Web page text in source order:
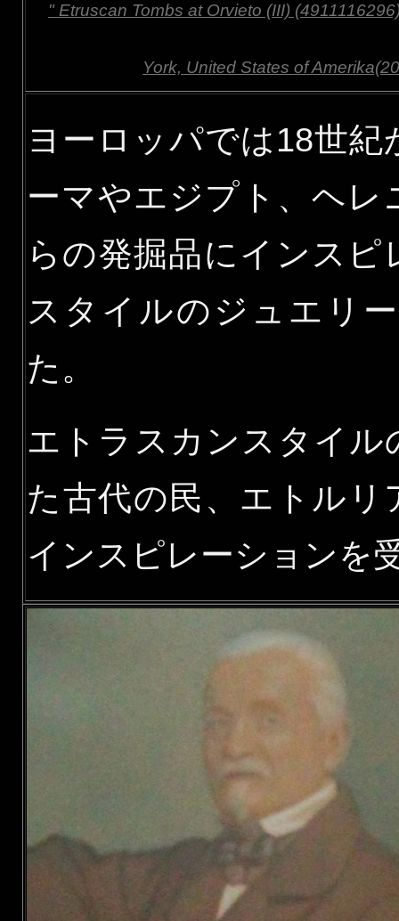
" Etruscan Tombs at Orvieto (III)
York, United States of
ヨーロッパでは18世
ーマやエジプト、ヘ
らの発掘品にインス
スタイルのジュエリ
た。
エトラスカンスタイ
た古代の民、エトル
インスピレーションを